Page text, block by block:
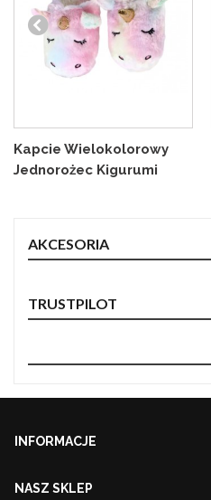
Kapcie Wielokolorowy
Jednorożec Kigurumi
AKCESORIA
TRUSTPILOT
INFORMACJE
NASZ SKLEP